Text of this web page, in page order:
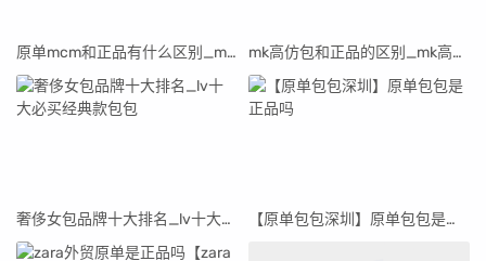
原单mcm和正品有什么区别_mcm原单吧 mk高仿包和正品的区别_mk高仿包包在哪买
奢侈女包品牌十大排名_lv十大必买经典款包包 【原单包包深圳】原单包包是正品吗